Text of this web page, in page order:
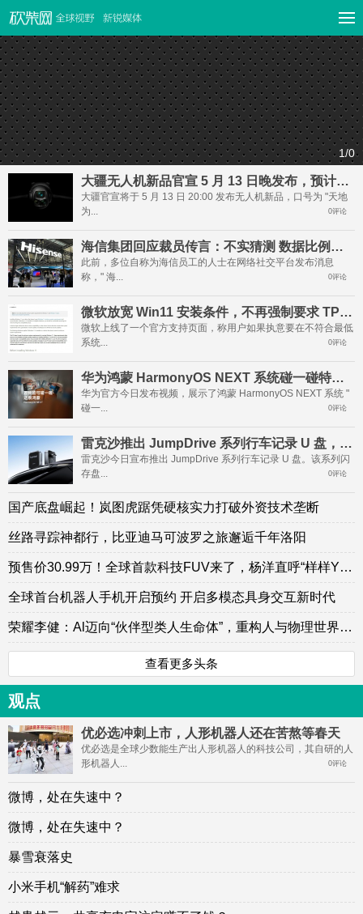
1/0
大疆无人机新品官宣 5 月 13 日晚发布，预计为 Mavic 4 Pro
大疆官宣将于 5 月 13 日 20:00 发布无人机新品，口号为 "天地
为...
0评论
海信集团回应裁员传言：不实猜测 数据比例刻意夸张
此前，多位自称为海信员工的人士在网络社交平台发布消息
称，" 海...
0评论
微软放宽 Win11 安装条件，不再强制要求 TPM 2.0 并转为警告
微软上线了一个官方支持页面，称用户如果执意要在不符合最低
系统...
0评论
华为鸿蒙 HarmonyOS NEXT 系统碰一碰特性玩法公布
华为官方今日发布视频，展示了鸿蒙 HarmonyOS NEXT 系统 "
碰一...
0评论
雷克沙推出 JumpDrive 系列行车记录 U 盘，支持哨兵模式录制
雷克沙今日宣布推出 JumpDrive 系列行车记录 U 盘。该系列闪
存盘...
0评论
国产底盘崛起！岚图虎踞凭硬核实力打破外资技术垄断
丝路寻踪神都行，比亚迪马可波罗之旅邂逅千年洛阳
预售价30.99万！全球首款科技FUV来了，杨洋直呼“样样YES”
全球首台机器人手机开启预约 开启多模态具身交互新时代
荣耀李健：Al迈向“伙伴型类人生命体”，重构人与物理世界的关系
查看更多头条
观点
优必选冲刺上市，人形机器人还在苦熬等春天
优必选是全球少数能生产出人形机器人的科技公司，其自研的人
形机器人...
0评论
微博，处在失速中？
微博，处在失速中？
暴雪衰落史
小米手机“解药”难求